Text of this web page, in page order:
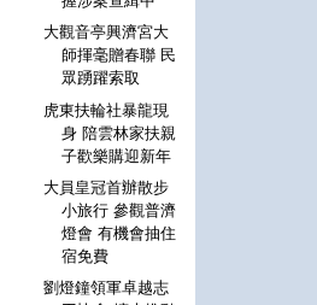
大觀音亭興濟宮大
師揮毫贈春聯 民
眾踴躍索取
虎東扶輪社暴龍現
身 陪雲林家扶親
子歡樂購迎新年
大員皇冠首辦散步
小旅行 參觀普濟
燈會 有機會抽住
宿免費
劉燈鐘領軍卓越志